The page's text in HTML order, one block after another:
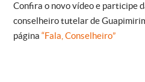
Confira o novo vídeo e participe
conselheiro tutelar de
página “Fala, Conselheiro”